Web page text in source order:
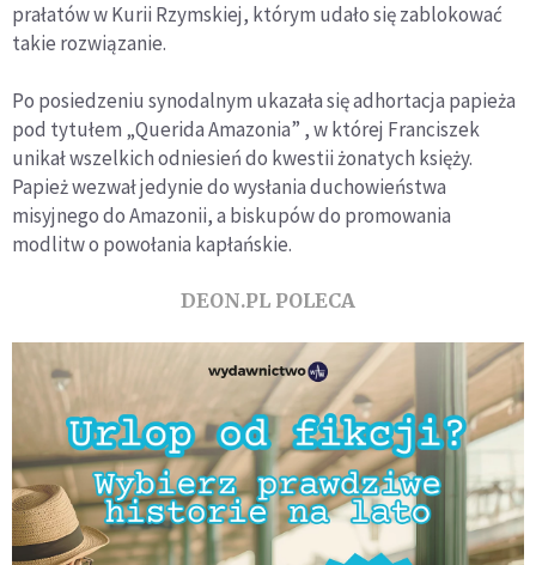
prałatów w Kurii Rzymskiej, którym udało się zablokować
takie rozwiązanie.
Po posiedzeniu synodalnym ukazała się adhortacja papieża
pod tytułem „Querida Amazonia” , w której Franciszek
unikał wszelkich odniesień do kwestii żonatych księży.
Papież wezwał jedynie do wysłania duchowieństwa
misyjnego do Amazonii, a biskupów do promowania
modlitw o powołania kapłańskie.
DEON.PL POLECA